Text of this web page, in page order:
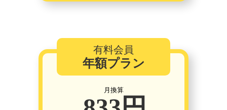
有料会員
年額プラン
月換算